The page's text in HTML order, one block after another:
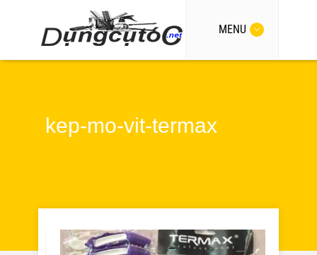
MENU
kep-mo-vit-termax